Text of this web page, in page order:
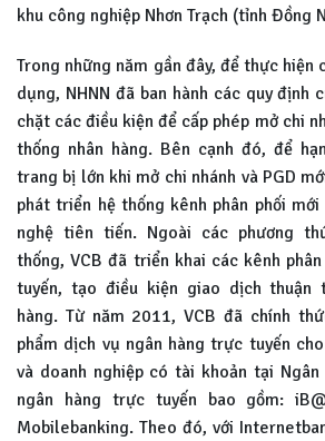
khu công nghiệp Nhơn Trạch (tỉnh Đồng
Trong những năm gần đây, để thực hiện
dụng, NHNN đã ban hành các quy
chặt các điều kiện để cấp phép mở chi
thống nhân hàng. Bên cạnh đó, để
trang bị lớn khi mở chi nhánh và PGD
phát triển hệ thống kênh phân phối
nghệ tiên tiến. Ngoài các phương
thống, VCB đã triển khai các kênh
tuyến, tạo điều kiện giao dịch thuận
hàng. Từ năm 2011, VCB đã chính
phẩm dịch vụ ngân hàng trực tuyến
và doanh nghiệp có tài khoản tại Ngân
ngân hàng trực tuyến bao gồm:
Mobilebanking. Theo đó, với